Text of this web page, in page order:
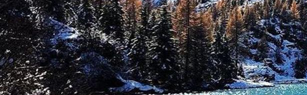
Di grande interesse storico è anche
longobarde, la conservazione dei
castello e la scuola di grammatica
dispongono di un'architettura
strutture lignee e forme di edifici
L'itinerario dell'Alta Valle Camonica